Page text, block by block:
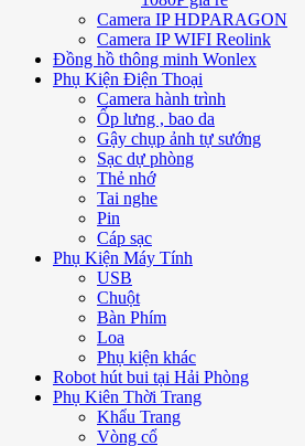
Camera IP HDPARAGON
Camera IP WIFI Reolink
Đồng hồ thông minh Wonlex
Phụ Kiện Điện Thoại
Camera hành trình
Ốp lưng , bao da
Gậy chụp ảnh tự sướng
Sạc dự phòng
Thẻ nhớ
Tai nghe
Pin
Cáp sạc
Phụ Kiện Máy Tính
USB
Chuột
Bàn Phím
Loa
Phụ kiện khác
Robot hút bui tại Hải Phòng
Phụ Kiên Thời Trang
Khẩu Trang
Vòng cổ